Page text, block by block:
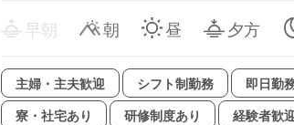
早朝 朝 昼 夕方
主婦・主夫歓迎 シフト制勤務 即日勤
寮・社宅あり
研修制度あり 経験者歓